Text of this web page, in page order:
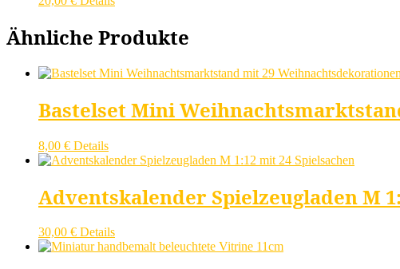
Ähnliche Produkte
Bastelset Mini
8,00 € Details
Adventskalender Spielzeugladen M
30,00 € Details